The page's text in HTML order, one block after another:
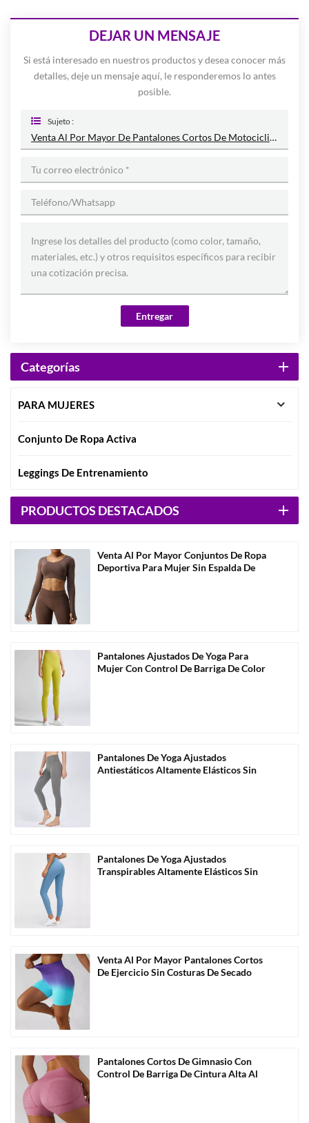
DEJAR UN MENSAJE
Si está interesado en nuestros productos y desea conocer más
detalles, deje un mensaje aquí, le responderemos lo antes
posible.
Sujeto :
Venta Al Por Mayor De Pantalones Cortos De Motociclista De Talla Grande Y Cómodos De Alta Calidad-C2011
Entregar
Categorías
PARA MUJERES
Conjunto De Ropa Activa
Leggings De Entrenamiento
PRODUCTOS DESTACADOS
Venta Al Por Mayor Conjuntos De Ropa
Deportiva Para Mujer Sin Espalda De
Pantalones Ajustados De Yoga Para
Mujer Con Control De Barriga De Color
Pantalones De Yoga Ajustados
Antiestáticos Altamente Elásticos Sin
Pantalones De Yoga Ajustados
Transpirables Altamente Elásticos Sin
Venta Al Por Mayor Pantalones Cortos
De Ejercicio Sin Costuras De Secado
Pantalones Cortos De Gimnasio Con
Control De Barriga De Cintura Alta Al